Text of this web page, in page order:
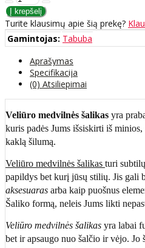
Turite klausimų apie šią prekę?
Gamintojas: Tabuba
Aprašymas
Specifikacija
(0) Atsiliepimai
Veliūro medvilnės šalikas yra
kuris padės Jums išsiskirti iš
kaklą šilumą.
Veliūro medvilnės šalikas turi
papildys bet kurį jūsų stilių. Jis gali
aksesuaras arba kaip puošnus
Šaliko formą, neleis Jums likti
Veliūro medvilnės šalikas yra labai
bet ir apsaugo nuo šalčio ir vėjo. Jo